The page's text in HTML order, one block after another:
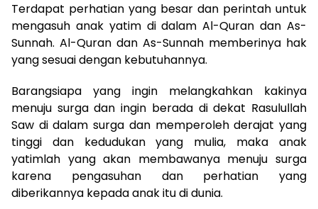
Terdapat perhatian yang besar dan perintah untuk
mengasuh anak yatim di dalam Al-Quran dan As-
Sunnah. Al-Quran dan As-Sunnah memberinya hak
yang sesuai dengan kebutuhannya.
Barangsiapa yang ingin melangkahkan kakinya
menuju surga dan ingin berada di dekat Rasulullah
Saw di dalam surga dan memperoleh derajat yang
tinggi dan kedudukan yang mulia, maka anak
yatimlah yang akan membawanya menuju surga
karena pengasuhan dan perhatian yang
diberikannya kepada anak itu di dunia.